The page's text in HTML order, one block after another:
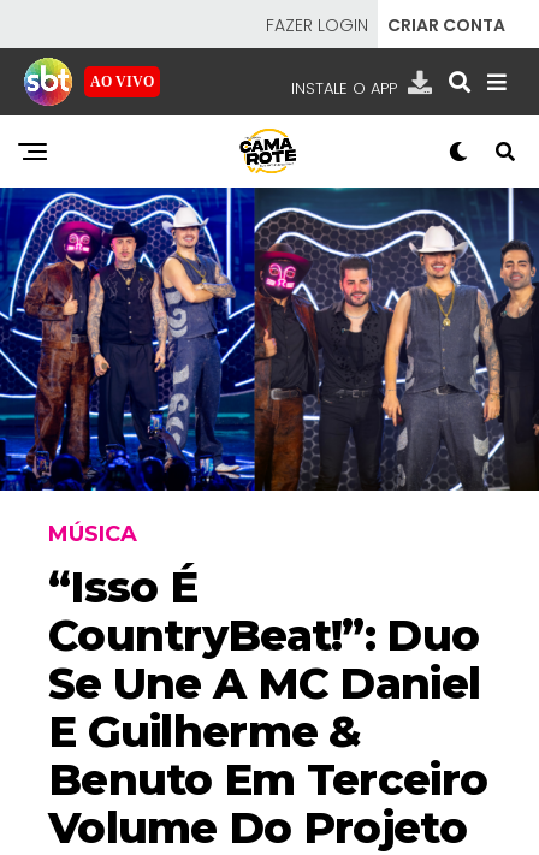
FAZER LOGIN CRIAR CONTA
AO VIVO INSTALE O APP
EMISSORAS
NOSSAS REDES APP TV SBT
SBT- SISTEMA BRASILEIRO DE TELEVISÃO
MÚSICA
“Isso É
CountryBeat!”: Duo
Se Une A MC Daniel
E Guilherme &
Benuto Em Terceiro
Volume Do Projeto